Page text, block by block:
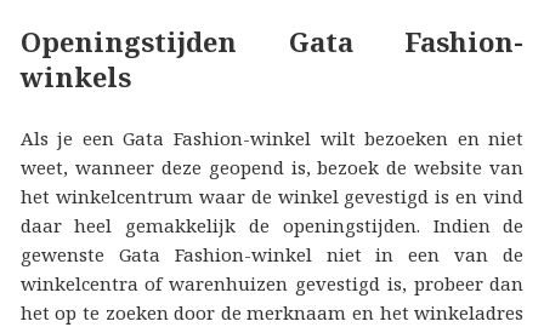
Openingstijden Gata Fashion-
winkels
Als je een Gata Fashion-winkel wilt bezoeken en niet
weet, wanneer deze geopend is, bezoek de website van
het winkelcentrum waar de winkel gevestigd is en vind
daar heel gemakkelijk de openingstijden. Indien de
gewenste Gata Fashion-winkel niet in een van de
winkelcentra of warenhuizen gevestigd is, probeer dan
het op te zoeken door de merknaam en het winkeladres